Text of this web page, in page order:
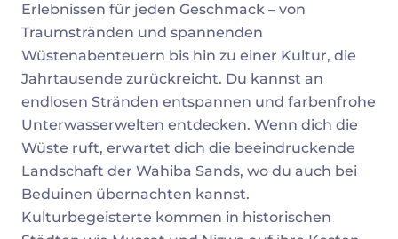
Erlebnissen für jeden Geschmack – von
Traumstränden und spannenden
Wüstenabenteuern bis hin zu einer Kultur, die
Jahrtausende zurückreicht. Du kannst an
endlosen Stränden entspannen und farbenfrohe
Unterwasserwelten entdecken. Wenn dich die
Wüste ruft, erwartet dich die beeindruckende
Landschaft der Wahiba Sands, wo du auch bei
Beduinen übernachten kannst.
Kulturbegeisterte kommen in historischen